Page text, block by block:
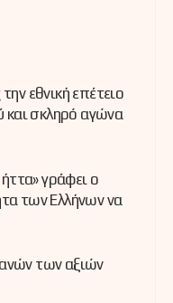
εθνική επέτειο
σκληρό αγώνα
γράφει ο
των Ελλήνων να
των αξιών